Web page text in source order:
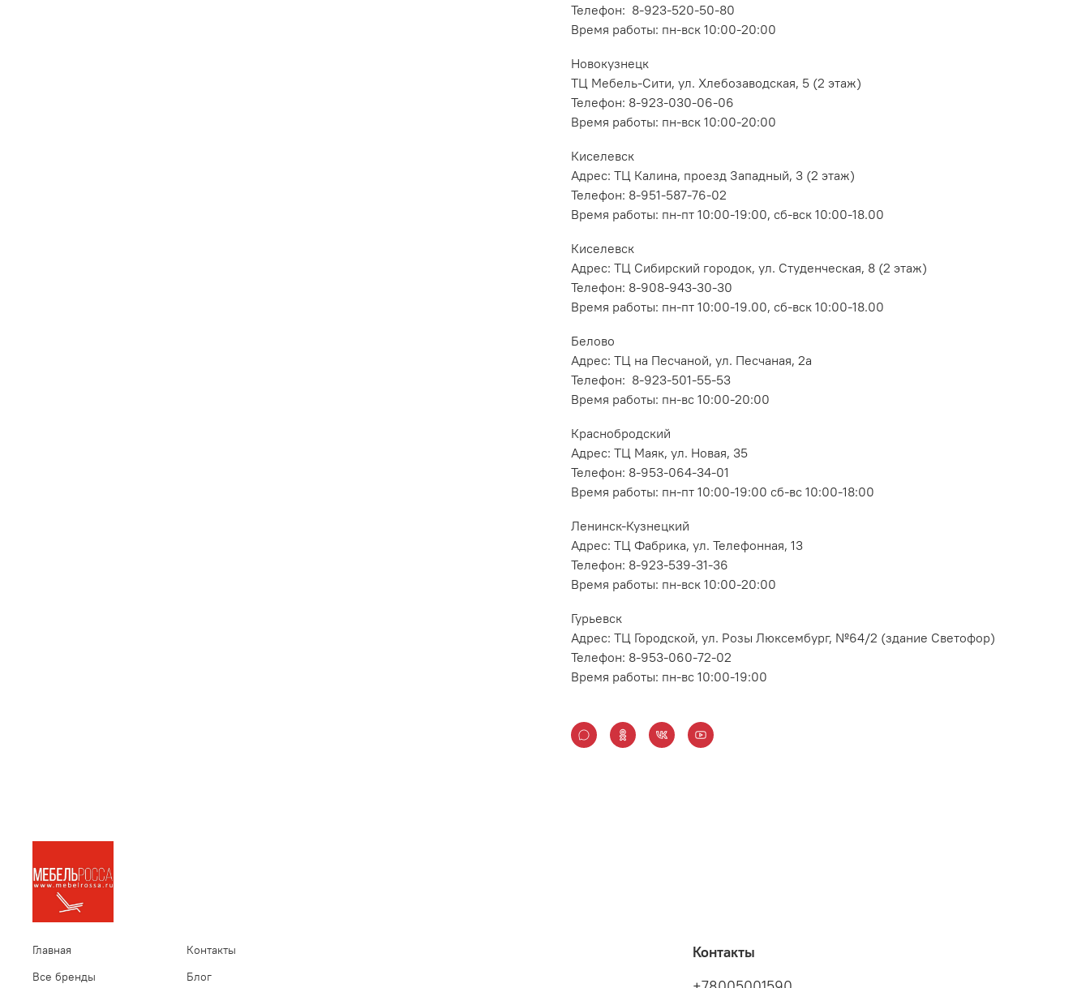
Телефон: 8-923-520-50-80
Время работы: пн-вск 10:00-20:00
Новокузнецк
ТЦ Мебель-Сити, ул. Хлебозаводская, 5 (2 этаж)
Телефон: 8-923-030-06-06
Время работы: пн-вск 10:00-20:00
Киселевск
Адрес: ТЦ Калина, проезд Западный, 3 (2 этаж)
Телефон: 8-951-587-76-02
Время работы: пн-пт 10:00-19:00, сб-вск 10:00-18.00
Киселевск
Адрес: ТЦ Сибирский городок, ул. Студенческая, 8 (2 этаж)
Телефон: 8-908-943-30-30
Время работы: пн-пт 10:00-19.00, сб-вск 10:00-18.00
Белово
Адрес: ТЦ на Песчаной, ул. Песчаная, 2а
Телефон: 8-923-501-55-53
Время работы: пн-вс 10:00-20:00
Краснобродский
Адрес: ТЦ Маяк, ул. Новая, 35
Телефон: 8-953-064-34-01
Время работы: пн-пт 10:00-19:00 сб-вс 10:00-18:00
Ленинск-Кузнецкий
Адрес: ТЦ Фабрика, ул. Телефонная, 13
Телефон: 8-923-539-31-36
Время работы: пн-вск 10:00-20:00
Гурьевск
Адрес: ТЦ Городской, ул. Розы Люксембург, №64/2 (здание Светофор)
Телефон: 8-953-060-72-02
Время работы: пн-вс 10:00-19:00
Главная
Все бренды
Контакты
Блог
Контакты